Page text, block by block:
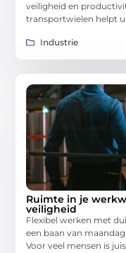
veiligheid en
transportwielen helpt u
Industrie
Ruimte in je
veiligheid
Flexibel werken met
een baan van
Voor veel mensen is